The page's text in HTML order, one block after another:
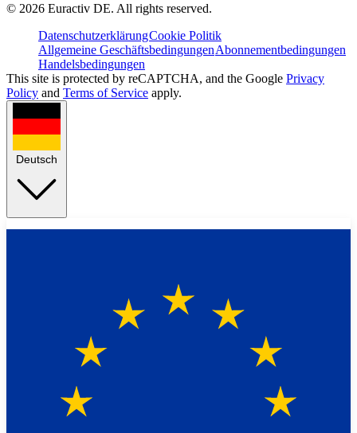
© 2026 Euractiv DE. All rights reserved.
DatenschutzerklärungCookie Politik
Allgemeine GeschäftsbedingungenAbonnementbedingungen
Handelsbedingungen
This site is protected by reCAPTCHA, and the Google Privacy
Policy and Terms of Service apply.
Deutsch